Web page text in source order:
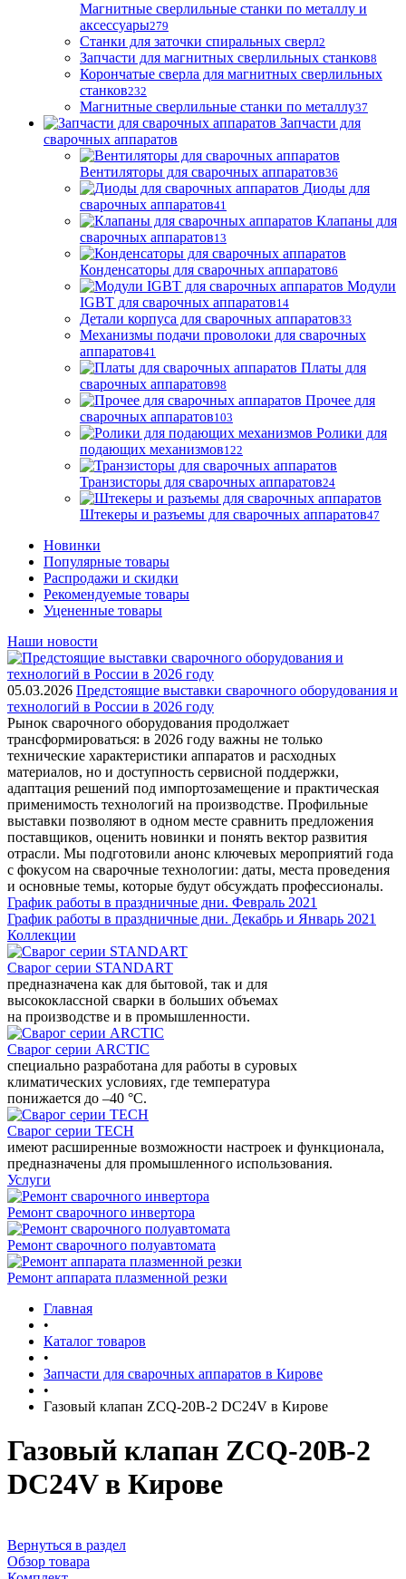
Магнитные сверлильные станки по металлу и
аксессуары279
Станки для заточки спиральных сверл2
Запчасти для магнитных сверлильных станков8
Корончатые сверла для магнитных сверлильных
станков232
Магнитные сверлильные станки по металлу37
Запчасти для
сварочных аппаратов
Вентиляторы для сварочных аппаратов36
Диоды для
сварочных аппаратов41
Клапаны для
сварочных аппаратов13
Конденсаторы для сварочных аппаратов6
Модули
IGBT для сварочных аппаратов14
Детали корпуса для сварочных аппаратов33
Механизмы подачи проволоки для сварочных
аппаратов41
Платы для
сварочных аппаратов98
Прочее для
сварочных аппаратов103
Ролики для
подающих механизмов122
Транзисторы для сварочных аппаратов24
Штекеры и разъемы для сварочных аппаратов47
Новинки
Популярные товары
Распродажи и скидки
Рекомендуемые товары
Уцененные товары
Наши новости
05.03.2026 Предстоящие выставки сварочного оборудования и
технологий в России в 2026 году
Рынок сварочного оборудования продолжает
трансформироваться: в 2026 году важны не только
технические характеристики аппаратов и расходных
материалов, но и доступность сервисной поддержки,
адаптация решений под импортозамещение и практическая
применимость технологий на производстве. Профильные
выставки позволяют в одном месте сравнить предложения
поставщиков, оценить новинки и понять вектор развития
отрасли. Мы подготовили анонс ключевых мероприятий года
с фокусом на сварочные технологии: даты, места проведения
и основные темы, которые будут обсуждать профессионалы.
График работы в праздничные дни. Февраль 2021
График работы в праздничные дни. Декабрь и Январь 2021
Коллекции
Сварог серии STANDART
предназначена как для бытовой, так и для
высококлассной сварки в больших объемах
на производстве и в промышленности.
Сварог серии ARCTIC
специально разработана для работы в суровых
климатических условиях, где температура
понижается до –40 °С.
Сварог серии TECH
имеют расширенные возможности настроек и функционала,
предназначены для промышленного использования.
Услуги
Ремонт сварочного инвертора
Ремонт сварочного полуавтомата
Ремонт аппарата плазменной резки
Главная
•
Каталог товаров
•
Запчасти для сварочных аппаратов в Кирове
•
Газовый клапан ZCQ-20B-2 DC24V в Кирове
Газовый клапан ZCQ-20B-2
DC24V в Кирове
Вернуться в раздел
Обзор товара